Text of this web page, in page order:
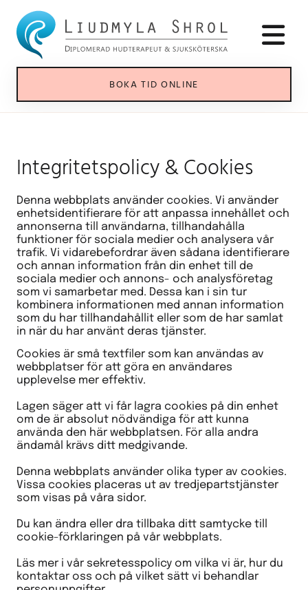
BOKA TID ONLINE
Integritetspolicy & Cookies
Denna webbplats använder cookies. Vi använder
enhetsidentifierare för att anpassa innehållet och
annonserna till användarna, tillhandahålla
funktioner för sociala medier och analysera vår
trafik. Vi vidarebefordrar även sådana identifierare
och annan information från din enhet till de
sociala medier och annons- och analysföretag
som vi samarbetar med. Dessa kan i sin tur
kombinera informationen med annan information
som du har tillhandahållit eller som de har samlat
in när du har använt deras tjänster.
Cookies är små textfiler som kan användas av
webbplatser för att göra en användares
upplevelse mer effektiv.
Lagen säger att vi får lagra cookies på din enhet
om de är absolut nödvändiga för att kunna
använda den här webbplatsen. För alla andra
ändamål krävs ditt medgivande.
Denna webbplats använder olika typer av cookies.
Vissa cookies placeras ut av tredjepartstjänster
som visas på våra sidor.
Du kan ändra eller dra tillbaka ditt samtycke till
cookie-förklaringen på vår webbplats.
Läs mer i vår sekretesspolicy om vilka vi är, hur du
kontaktar oss och på vilket sätt vi behandlar